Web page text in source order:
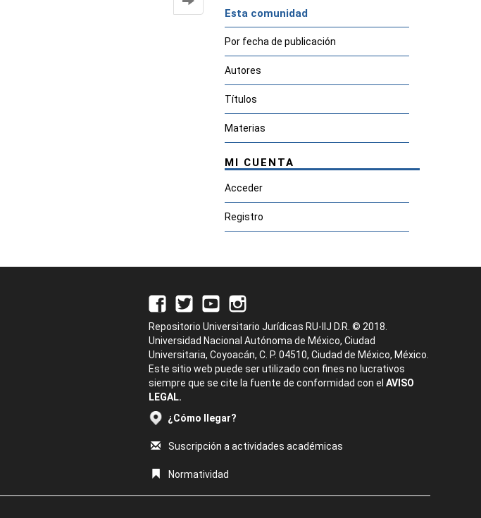
Esta comunidad
Por fecha de publicación
Autores
Títulos
Materias
MI CUENTA
Acceder
Registro
Repositorio Universitario Jurídicas RU-IIJ D.R. © 2018.
Universidad Nacional Autónoma de México, Ciudad
Universitaria, Coyoacán, C. P. 04510, Ciudad de México, México.
Este sitio web puede ser utilizado con fines no lucrativos
siempre que se cite la fuente de conformidad con el AVISO
LEGAL.
¿Cómo llegar?
Suscripción a actividades académicas
Normatividad